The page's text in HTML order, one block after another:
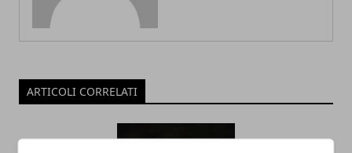
ARTICOLI CORRELATI